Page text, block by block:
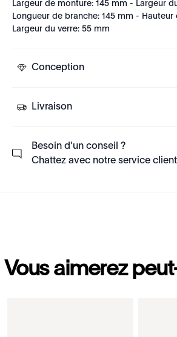
Largeur de monture: 145 mm - Largeur
Longueur de branche: 145 mm - Hauteur
Largeur du verre: 55 mm
Conception
Livraison
Besoin d'un conseil ?
Chattez avec notre service client
Vous aimerez